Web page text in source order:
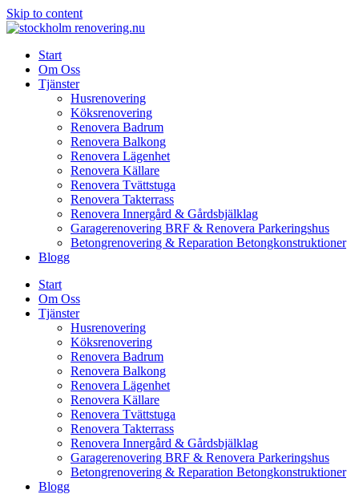
Skip to content
Start
Om Oss
Tjänster
Husrenovering
Köksrenovering
Renovera Badrum
Renovera Balkong
Renovera Lägenhet
Renovera Källare
Renovera Tvättstuga
Renovera Takterrass
Renovera Innergård & Gårdsbjälklag
Garagerenovering BRF & Renovera Parkeringshus
Betongrenovering & Reparation Betongkonstruktioner
Blogg
Start
Om Oss
Tjänster
Husrenovering
Köksrenovering
Renovera Badrum
Renovera Balkong
Renovera Lägenhet
Renovera Källare
Renovera Tvättstuga
Renovera Takterrass
Renovera Innergård & Gårdsbjälklag
Garagerenovering BRF & Renovera Parkeringshus
Betongrenovering & Reparation Betongkonstruktioner
Blogg